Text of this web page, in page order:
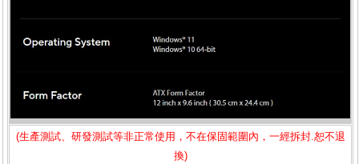
(生產測試、研發測試等非正常使用，不在保固範圍內，一經拆封.恕不退
換)